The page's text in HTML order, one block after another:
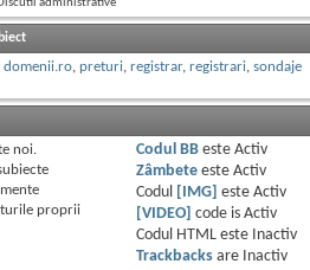
domenii.ro, preturi, registrar, registrari, sondaje
noi.
proprii
Codul BBeste Activ
Zâmbeteeste Activ
Codul
[IMG] este Activ
[VIDEO] code is Activ
Codul HTML este
Inactiv
Trackbacksare
Inactiv